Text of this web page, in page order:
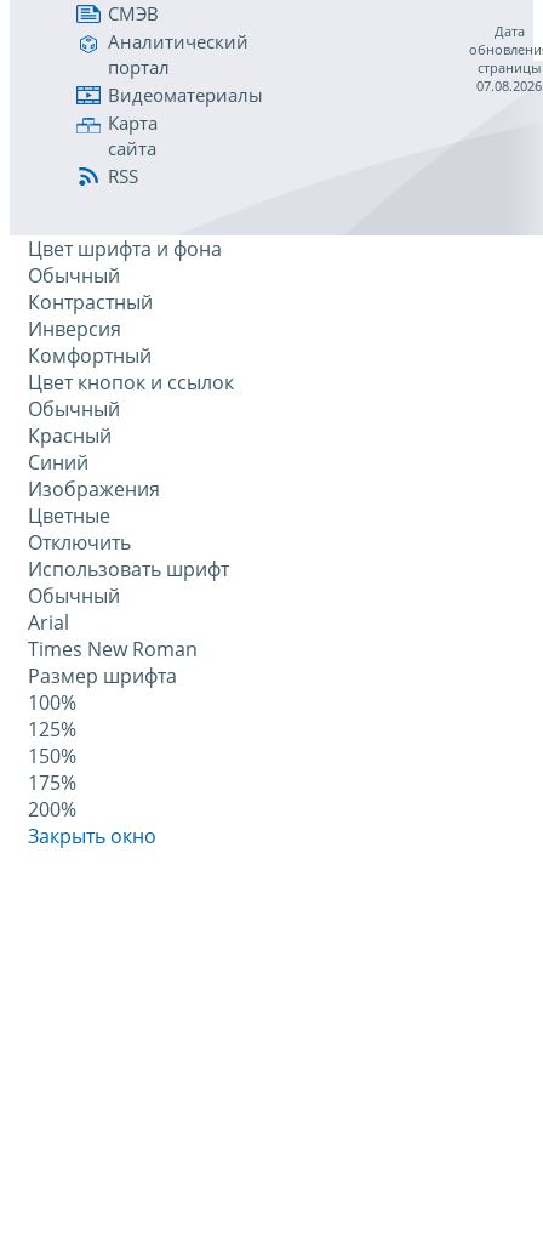
СМЭВ
Аналитический
портал
Видеоматериалы
Карта
сайта
RSS
Дата
страницы
07.08.2026
Цвет шрифта и фона
Обычный
Контрастный
Инверсия
Комфортный
Цвет кнопок и ссылок
Обычный
Красный
Синий
Изображения
Цветные
Отключить
Использовать шрифт
Обычный
Arial
Times New Roman
Размер шрифта
100%
125%
150%
175%
200%
Закрыть окно